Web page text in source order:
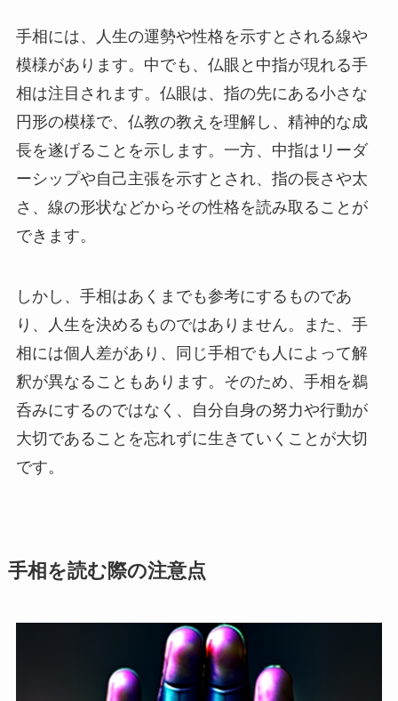
手相には、人生の運勢や性格を示すとされる線や
模様があります。中でも、仏眼と中指が現れる手
相は注目されます。仏眼は、指の先にある小さな
円形の模様で、仏教の教えを理解し、精神的な成
長を遂げることを示します。一方、中指はリーダ
ーシップや自己主張を示すとされ、指の長さや太
さ、線の形状などからその性格を読み取ることが
できます。
しかし、手相はあくまでも参考にするものであ
り、人生を決めるものではありません。また、手
相には個人差があり、同じ手相でも人によって解
釈が異なることもあります。そのため、手相を鵜
呑みにするのではなく、自分自身の努力や行動が
大切であることを忘れずに生きていくことが大切
です。
手相を読む際の注意点